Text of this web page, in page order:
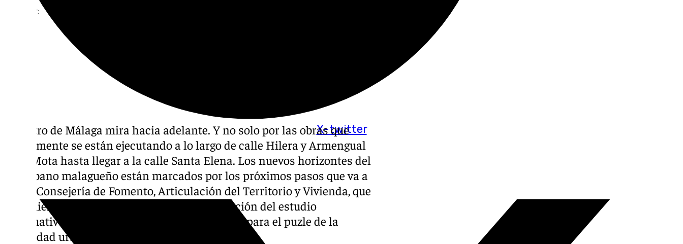
X-twitter
Compartir:
El metro de Málaga mira hacia adelante. Y no solo por las obras que
actualmente se están ejecutando a lo largo de calle Hilera y Armengual
de la Mota hasta llegar a la calle Santa Elena. Los nuevos horizontes del
suburbano malagueño están marcados por los próximos pasos que va a
dar la Consejería de Fomento, Articulación del Territorio y Vivienda, que
este miércoles ha sacado a licitación la redacción del estudio
informativo que seguirá creando nuevas piezas para el puzle de la
movilidad urbana en Málaga.